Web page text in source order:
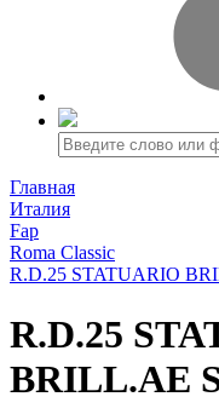
Главная
Италия
Fap
Roma Classic
R.D.25 STATUARIO
R.D.25
BRILL.AE